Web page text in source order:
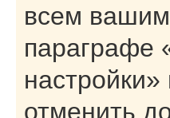
всем
параграфе
отменить